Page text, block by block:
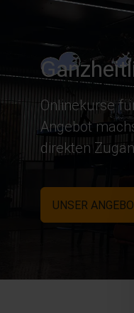
Onlinekurse
Angebot
direkten
UNSER